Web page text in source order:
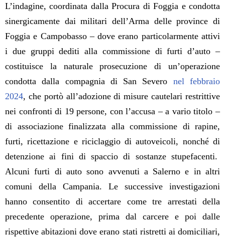
L’indagine, coordinata dalla Procura di Foggia e condotta
sinergicamente dai militari dell’Arma delle province di
Foggia e Campobasso – dove erano particolarmente attivi
i due gruppi dediti alla commissione di furti d’auto –
costituisce la naturale prosecuzione di un’operazione
condotta dalla compagnia di San Severo nel febbraio
2024, che portò all’adozione di misure cautelari restrittive
nei confronti di 19 persone, con l’accusa – a vario titolo –
di associazione finalizzata alla commissione di rapine,
furti, ricettazione e riciclaggio di autoveicoli, nonché di
detenzione ai fini di spaccio di sostanze stupefacenti.
Alcuni furti di auto sono avvenuti a Salerno e in altri
comuni della Campania. Le successive investigazioni
hanno consentito di accertare come tre arrestati della
precedente operazione, prima dal carcere e poi dalle
rispettive abitazioni dove erano stati ristretti ai domiciliari,